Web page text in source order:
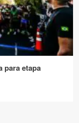
para etapa